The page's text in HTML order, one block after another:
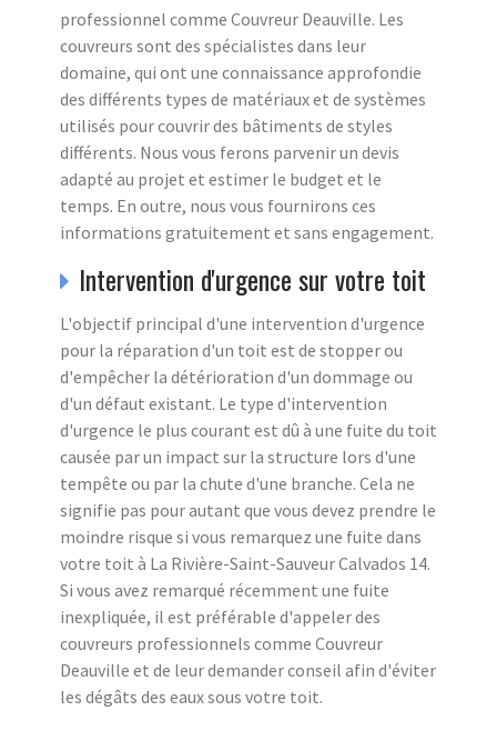
professionnel comme Couvreur Deauville. Les
couvreurs sont des spécialistes dans leur
domaine, qui ont une connaissance approfondie
des différents types de matériaux et de systèmes
utilisés pour couvrir des bâtiments de styles
différents. Nous vous ferons parvenir un devis
adapté au projet et estimer le budget et le
temps. En outre, nous vous fournirons ces
informations gratuitement et sans engagement.
Intervention d'urgence sur votre toit
L'objectif principal d'une intervention d'urgence
pour la réparation d'un toit est de stopper ou
d'empêcher la détérioration d'un dommage ou
d'un défaut existant. Le type d'intervention
d'urgence le plus courant est dû à une fuite du toit
causée par un impact sur la structure lors d'une
tempête ou par la chute d'une branche. Cela ne
signifie pas pour autant que vous devez prendre le
moindre risque si vous remarquez une fuite dans
votre toit à La Rivière-Saint-Sauveur Calvados 14.
Si vous avez remarqué récemment une fuite
inexpliquée, il est préférable d'appeler des
couvreurs professionnels comme Couvreur
Deauville et de leur demander conseil afin d'éviter
les dégâts des eaux sous votre toit.